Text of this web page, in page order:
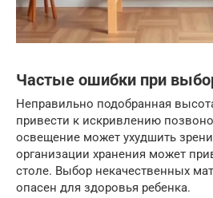
Частые ошибки при
Неправильно подобранная
привести к искривлению
освещение может ухудшить
организации хранения может
столе. Выбор некачественных
опасен для здоровья ребенка.